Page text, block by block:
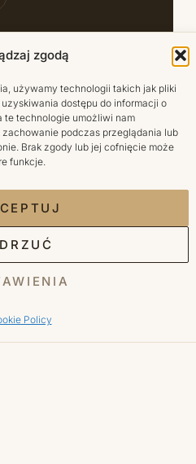
zgodą
używamy technologii takich jak pliki
dostępu do informacji o
te technologie umożliwi nam
podczas przeglądania lub
Brak zgody lub jej cofnięcie może
funkcje.
Policy